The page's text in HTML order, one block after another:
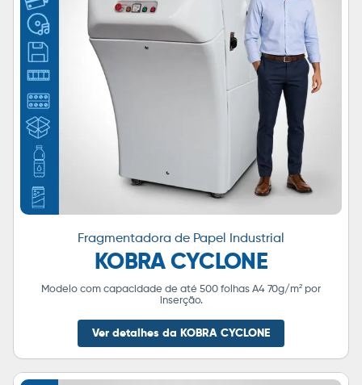
Fragmentadora de Papel Industrial
KOBRA CYCLONE
Modelo com capacidade de até 500 folhas A4 70g/m² por
inserção.
Ver detalhes da KOBRA CYCLONE